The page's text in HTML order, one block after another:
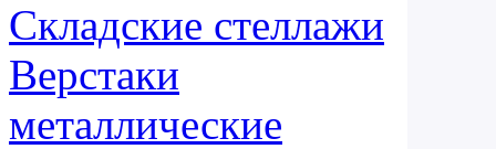
Складские стеллажи
Верстаки
металлические